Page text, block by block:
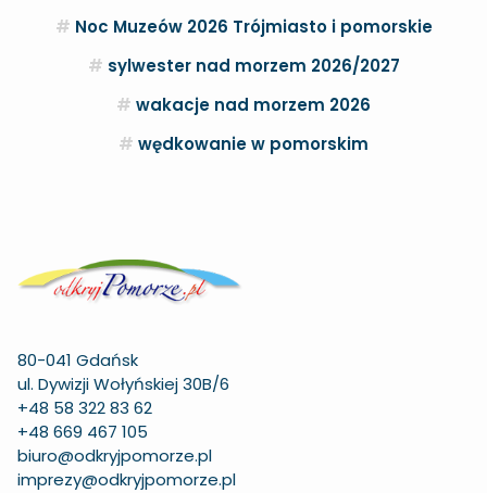
Noc Muzeów 2026 Trójmiasto i pomorskie
sylwester nad morzem 2026/2027
wakacje nad morzem 2026
wędkowanie w pomorskim
80-041 Gdańsk
ul. Dywizji Wołyńskiej 30B/6
+48 58 322 83 62
+48 669 467 105
biuro@odkryjpomorze.pl
imprezy@odkryjpomorze.pl